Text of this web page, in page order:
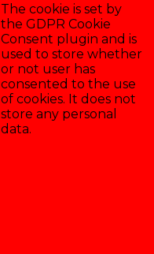
The cookie is set by
the GDPR Cookie
Consent plugin and is
used to store whether
or not user has
consented to the use
of cookies. It does not
store any personal
data.